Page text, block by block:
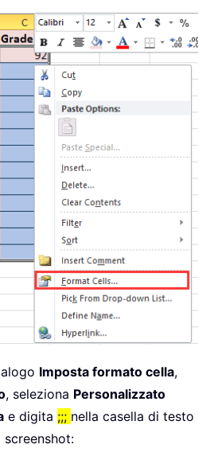
Imposta formato cella,
, seleziona Personalizzato
e digita ;;; nella casella di testo
screenshot: